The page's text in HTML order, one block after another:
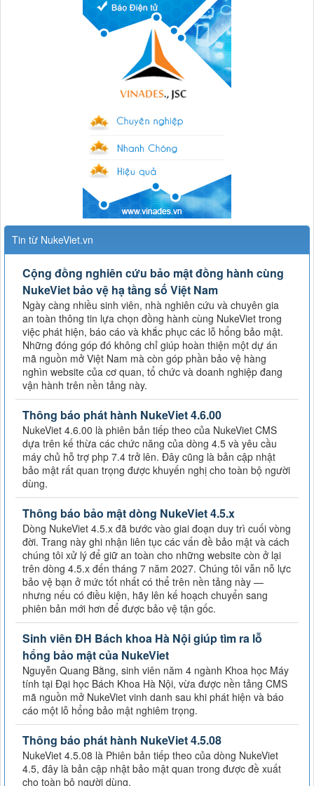
Tin từ NukeViet.vn
Cộng đồng nghiên cứu bảo mật đồng hành cùng
NukeViet bảo vệ hạ tầng số Việt Nam
Ngày càng nhiều sinh viên, nhà nghiên cứu và chuyên gia
an toàn thông tin lựa chọn đồng hành cùng NukeViet trong
việc phát hiện, báo cáo và khắc phục các lỗ hổng bảo mật.
Những đóng góp đó không chỉ giúp hoàn thiện một dự án
mã nguồn mở Việt Nam mà còn góp phần bảo vệ hàng
nghìn website của cơ quan, tổ chức và doanh nghiệp đang
vận hành trên nền tảng này.
Thông báo phát hành NukeViet 4.6.00
NukeViet 4.6.00 là phiên bản tiếp theo của NukeViet CMS
dựa trên kế thừa các chức năng của dòng 4.5 và yêu cầu
máy chủ hỗ trợ php 7.4 trở lên. Đây cũng là bản cập nhật
bảo mật rất quan trọng được khuyến nghị cho toàn bộ người
dùng.
Thông báo bảo mật dòng NukeViet 4.5.x
Dòng NukeViet 4.5.x đã bước vào giai đoạn duy trì cuối vòng
đời. Trang này ghi nhận liên tục các vấn đề bảo mật và cách
chúng tôi xử lý để giữ an toàn cho những website còn ở lại
trên dòng 4.5.x đến tháng 7 năm 2027. Chúng tôi vẫn nỗ lực
bảo vệ bạn ở mức tốt nhất có thể trên nền tảng này —
nhưng nếu có điều kiện, hãy lên kế hoạch chuyển sang
phiên bản mới hơn để được bảo vệ tận gốc.
Sinh viên ĐH Bách khoa Hà Nội giúp tìm ra lỗ
hổng bảo mật của NukeViet
Nguyễn Quang Bằng, sinh viên năm 4 ngành Khoa học Máy
tính tại Đại học Bách Khoa Hà Nội, vừa được nền tảng CMS
mã nguồn mở NukeViet vinh danh sau khi phát hiện và báo
cáo một lỗ hổng bảo mật nghiêm trọng.
Thông báo phát hành NukeViet 4.5.08
NukeViet 4.5.08 là Phiên bản tiếp theo của dòng NukeViet
4.5, đây là bản cập nhật bảo mật quan trong được đề xuất
cho toàn bộ người dùng.